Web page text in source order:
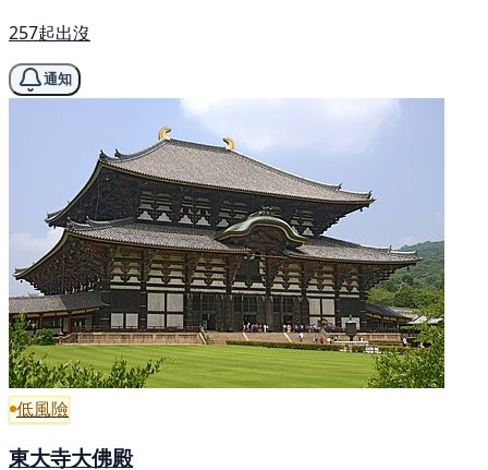
257起出沒
通知
低風險
東大寺大佛殿